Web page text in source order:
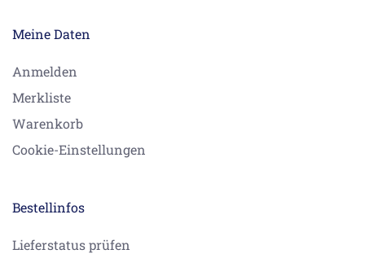
Meine Daten
Anmelden
Merkliste
Warenkorb
Cookie-Einstellungen
Bestellinfos
Lieferstatus prüfen